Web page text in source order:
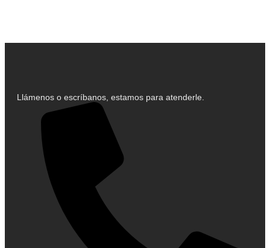
Llámenos o escríbanos, estamos para atenderle.